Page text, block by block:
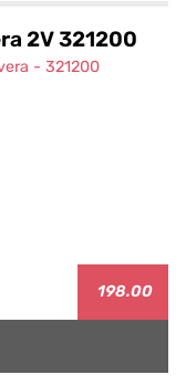
2V 321200
198.00